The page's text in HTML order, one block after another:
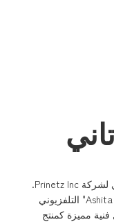
منتج ترفيهي / مخرج أفلام / الرئيس التنفيذي لشركة Prinetz Inc.
يشارك في تخطيط وإنتاج برنامج "Ashita no SHOW" التلفزيوني
مميزة كمنتج